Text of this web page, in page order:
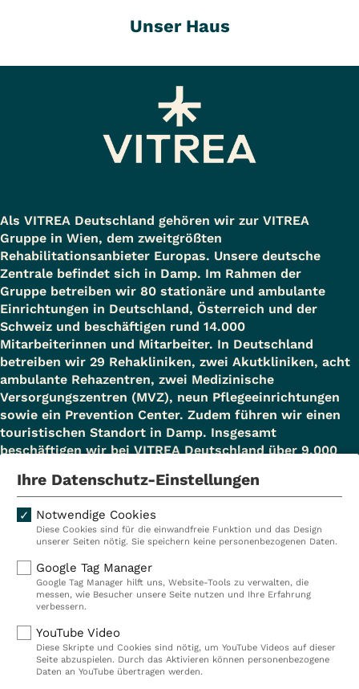
Unser Haus
Als VITREA Deutschland gehören wir zur VITREA
Gruppe in Wien, dem zweitgrößten
Rehabilitationsanbieter Europas. Unsere deutsche
Zentrale befindet sich in Damp. Im Rahmen der
Gruppe betreiben wir 80 stationäre und ambulante
Einrichtungen in Deutschland, Österreich und der
Schweiz und beschäftigen rund 14.000
Mitarbeiterinnen und Mitarbeiter. In Deutschland
betreiben wir 29 Rehakliniken, zwei Akutkliniken, acht
ambulante Rehazentren, zwei Medizinische
Versorgungszentren (MVZ), neun Pflegeeinrichtungen
sowie ein Prevention Center. Zudem führen wir einen
touristischen Standort in Damp. Insgesamt
beschäftigen wir bei VITREA Deutschland über 9.000
Kliniken
Ambulant
Reha
Prävention
Karriere
VITREA Deutschland
IMPRESSUM
Ihre Datenschutz-Einstellungen
Notwendige Cookies
Diese Cookies sind für die einwandfreie Funktion und das Design
unserer Seiten nötig. Sie speichern keine personenbezogenen Daten.
Google Tag Manager
Google Tag Manager hilft uns, Website-Tools zu verwalten, die
messen, wie Besucher unsere Seite nutzen und Ihre Erfahrung
verbessern.
YouTube Video
Diese Skripte und Cookies sind nötig, um YouTube Videos auf dieser
Seite abzuspielen. Durch das Aktivieren können personenbezogene
Daten an YouTube übertragen werden.